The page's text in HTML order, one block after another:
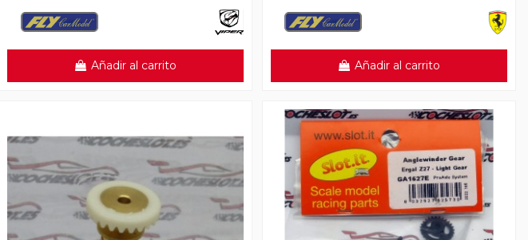
Añadir al carrito Añadir al carrito